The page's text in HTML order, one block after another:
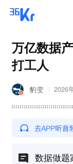
万亿数据
打工人
豹变 2026
数据做题